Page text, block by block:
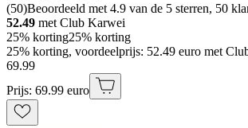
(50)Beoordeeld met 4.9 van de 5 sterren, 50
52.49 met Club Karwei
25% korting25% korting
25% korting, voordeelprijs: 52.49 euro met
69.99
Prijs: 69.99 euro